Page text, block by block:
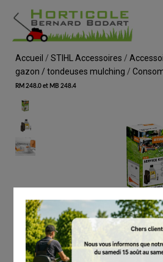
Accueil / STIHL Accessoires /
gazon / tondeuses mulching /
RM 248.0 et MB 248.4
voir en taille
STIHL
Service Kit 51, pour RM